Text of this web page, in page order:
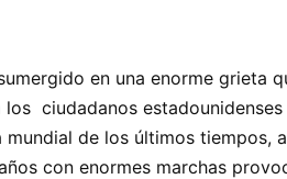
en una enorme grieta
ciudadanos
de los últimos tiempos,
con enormes marchas